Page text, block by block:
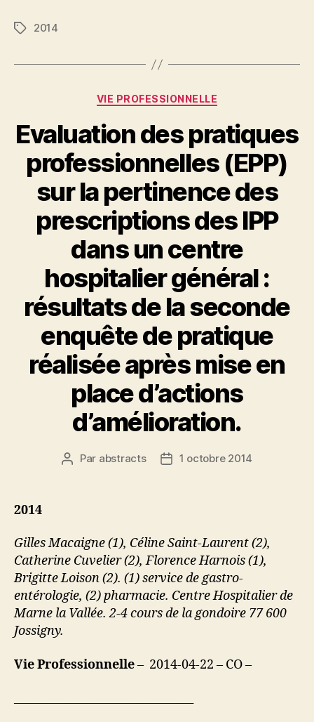
Étiquettes
2014
Catégories
VIE PROFESSIONNELLE
Evaluation des pratiques
professionnelles (EPP)
sur la pertinence des
prescriptions des IPP
dans un centre
hospitalier général :
résultats de la seconde
enquête de pratique
réalisée après mise en
place d’actions
d’amélioration.
Auteur
Par abstracts
Date1 octobre 2014
2014
Gilles Macaigne (1), Céline Saint-Laurent (2),
Catherine Cuvelier (2), Florence Harnois (1),
Brigitte Loison (2). (1) service de gastro-
entérologie, (2) pharmacie. Centre Hospitalier de
Marne la Vallée. 2-4 cours de la gondoire 77 600
Jossigny.
Vie Professionnelle– 2014-04-22 – CO –